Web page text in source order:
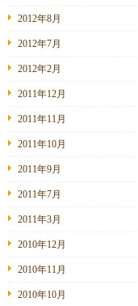
2012年8月
2012年7月
2012年2月
2011年12月
2011年11月
2011年10月
2011年9月
2011年7月
2011年3月
2010年12月
2010年11月
2010年10月